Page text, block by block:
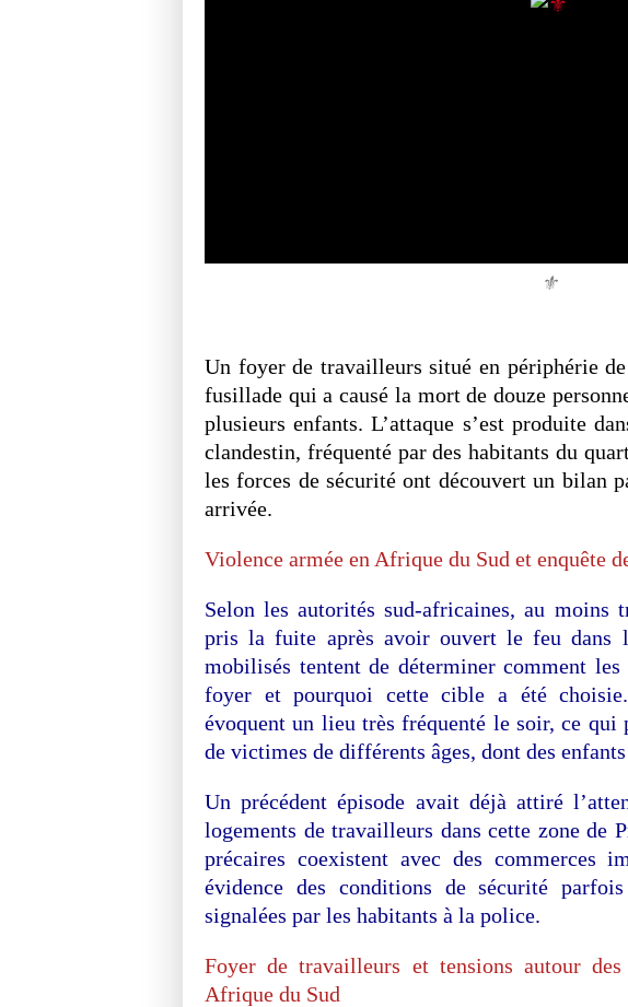
⚜️
Un foyer de travailleurs situé en périphérie
fusillade qui a causé la mort de douze
plusieurs enfants. L’attaque s’est produite
clandestin, fréquenté par des habitants du
les forces de sécurité ont découvert un bilan
arrivée.
Violence armée en Afrique du Sud et enquête
Selon les autorités sud-africaines, au moins
pris la fuite après avoir ouvert le feu dans
mobilisés tentent de déterminer comment
foyer et pourquoi cette cible a été
évoquent un lieu très fréquenté le soir, ce qui
de victimes de différents âges, dont des
Un précédent épisode avait déjà attiré
logements de travailleurs dans cette zone de
précaires coexistent avec des commerces
évidence des conditions de sécurité
signalées par les habitants à la police.
Foyer de travailleurs et tensions autour
Afrique du Sud